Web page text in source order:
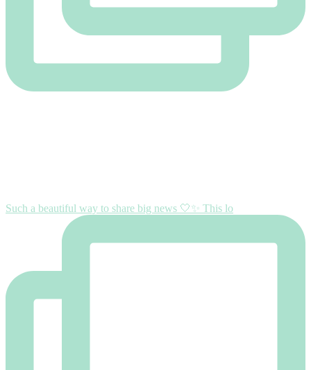
Such a beautiful way to share big news 🤍✨ This lo